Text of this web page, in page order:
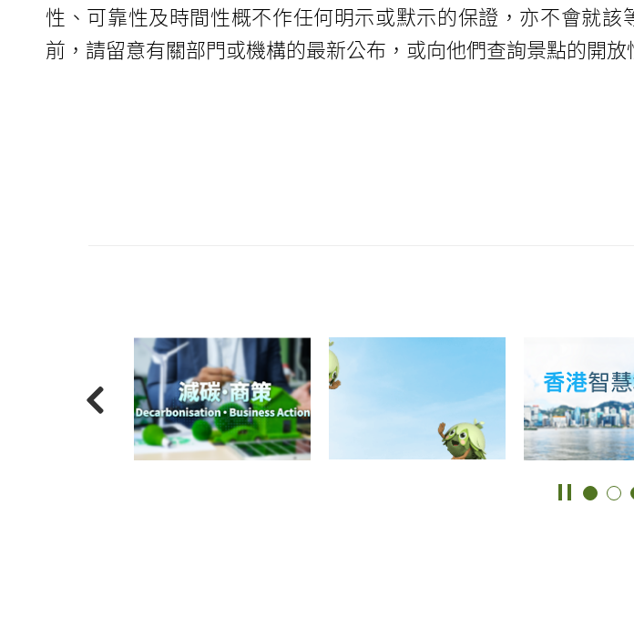
性、可靠性及時間性概不作任何明示或默示的保證，亦不會就
前，請留意有關部門或機構的最新公布，或向他們查詢景點的開放